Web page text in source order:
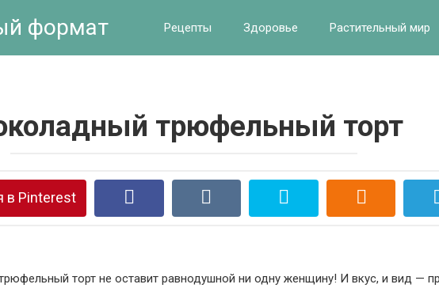
формат Рецепты Здоровье Растительный мир
трюфельный торт
в Pinterest
торт не оставит равнодушной ни одну женщину! И вкус, и вид —